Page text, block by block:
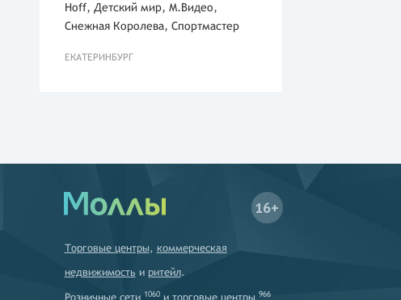
Hoff, Детский мир, М.Видео,
Снежная Королева, Спортмастер
ЕКАТЕРИНБУРГ
16+
Торговые центры, коммерческая
недвижимость и ритейл.
1060 966